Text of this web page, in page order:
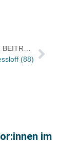
(88)
im